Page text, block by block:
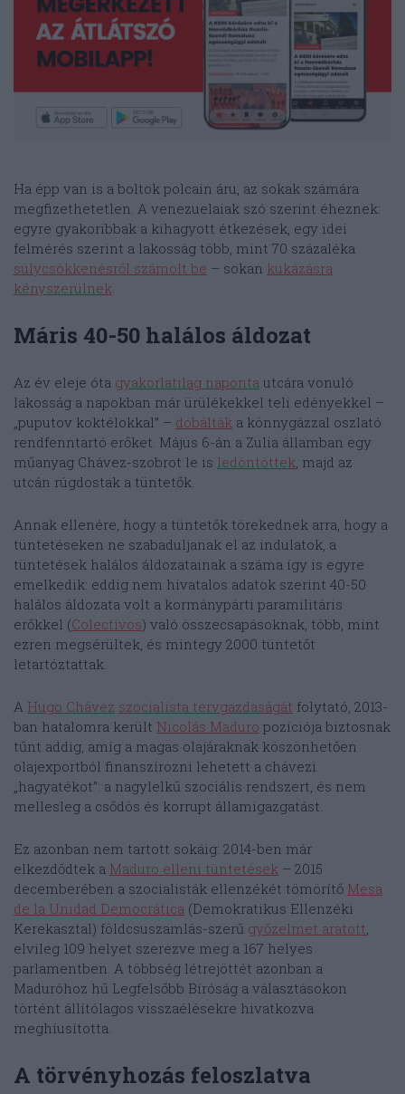
Ha épp van is a boltok polcain áru, az sokak számára
megfizethetetlen. A venezuelaiak szó szerint éheznek:
egyre gyakoribbak a kihagyott étkezések, egy idei
felmérés szerint a lakosság több, mint 70 százaléka
súlycsökkenésről számolt be – sokan kukázásra
kényszerülnek.
Máris 40-50 halálos áldozat
Az év eleje óta gyakorlatilag naponta utcára vonuló
lakosság a napokban már ürülékekkel teli edényekkel –
„puputov koktélokkal” – dobálták a könnygázzal oszlató
rendfenntartó erőket. Május 6-án a Zulia államban egy
műanyag Chávez-szobrot le is ledöntöttek, majd az
utcán rúgdostak a tüntetők.
Annak ellenére, hogy a tüntetők törekednek arra, hogy a
tüntetéseken ne szabaduljanak el az indulatok, a
tüntetések halálos áldozatainak a száma így is egyre
emelkedik: eddig nem hivatalos adatok szerint 40-50
halálos áldozata volt a kormánypárti paramilitáris
erőkkel (Colectivos) való összecsapásoknak, több, mint
ezren megsérültek, és mintegy 2000 tüntetőt
letartóztattak.
A Hugo Chávez szocialista tervgazdaságát folytató, 2013-
ban hatalomra került Nicolás Maduro pozíciója biztosnak
tűnt addig, amíg a magas olajáraknak köszönhetően
olajexportból finanszírozni lehetett a chávezi
„hagyatékot”: a nagylelkű szociális rendszert, és nem
mellesleg a csődös és korrupt államigazgatást.
Ez azonban nem tartott sokáig: 2014-ben már
elkezdődtek a Maduro elleni tüntetések – 2015
decemberében a szocialisták ellenzékét tömörítő Mesa
de la Unidad Democrática (Demokratikus Ellenzéki
Kerekasztal) földcsuszamlás-szerű győzelmet aratott,
elvileg 109 helyet szerezve meg a 167 helyes
parlamentben. A többség létrejöttét azonban a
Maduróhoz hű Legfelsőbb Bíróság a választásokon
történt állítólagos visszaélésekre hivatkozva
meghíusította.
A törvényhozás feloszlatva